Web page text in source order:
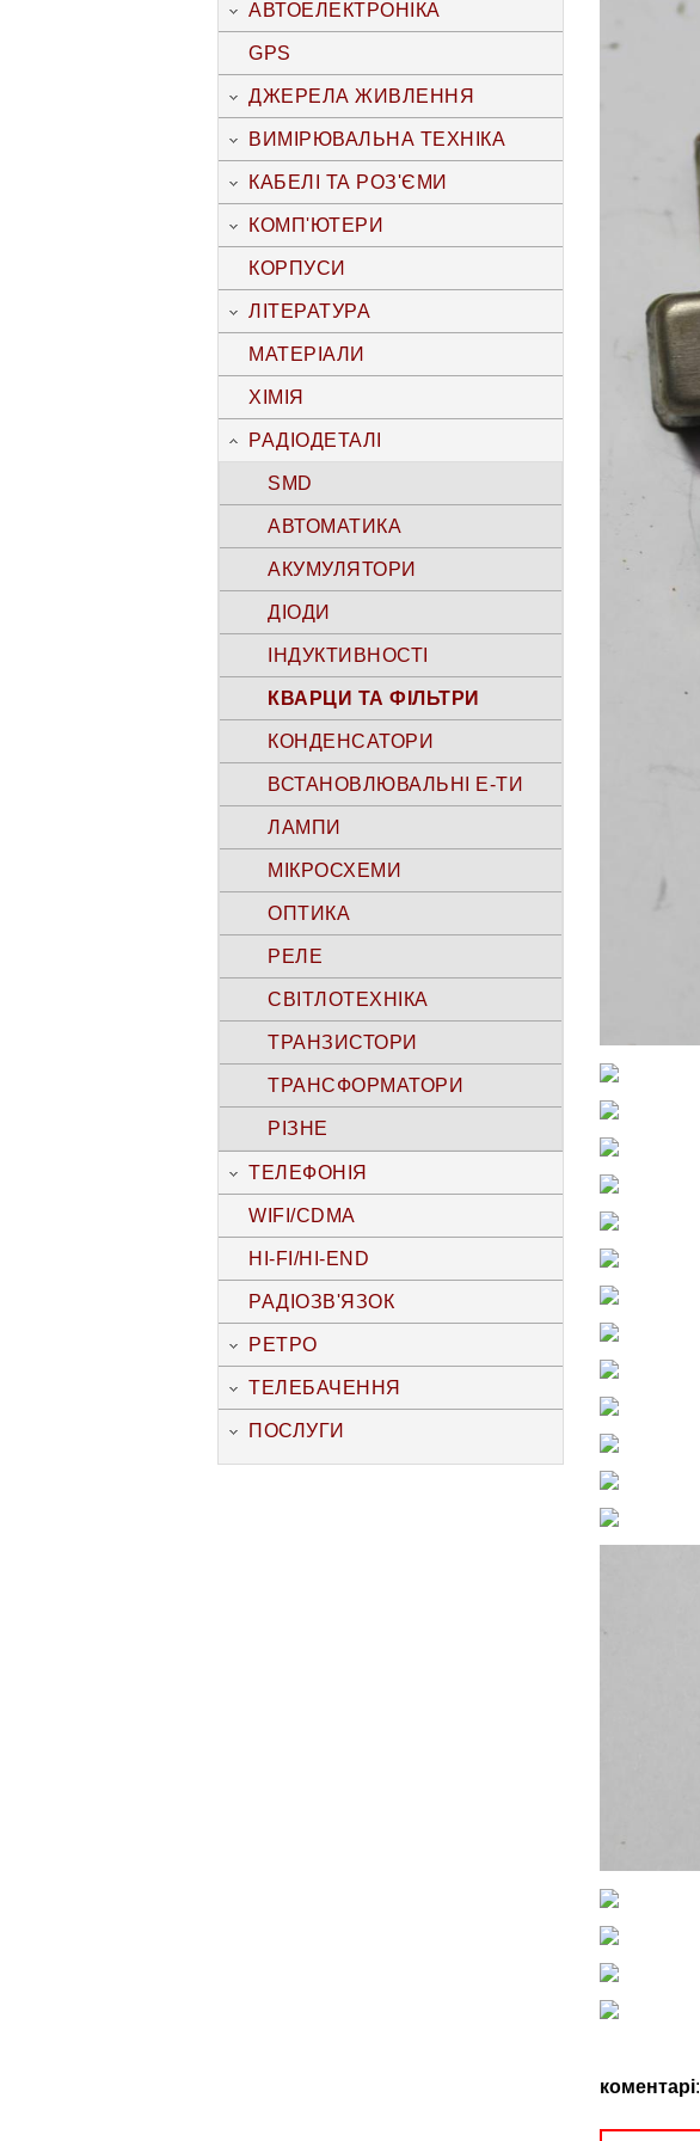
АВТОЕЛЕКТРОНІКА
GPS
ДЖЕРЕЛА ЖИВЛЕННЯ
ВИМІРЮВАЛЬНА ТЕХНІКА
КАБЕЛІ ТА РОЗ'ЄМИ
КОМП'ЮТЕРИ
КОРПУСИ
ЛІТЕРАТУРА
МАТЕРІАЛИ
ХІМІЯ
РАДІОДЕТАЛІ
SMD
АВТОМАТИКА
АКУМУЛЯТОРИ
ДІОДИ
ІНДУКТИВНОСТІ
КВАРЦИ ТА ФІЛЬТРИ
КОНДЕНСАТОРИ
ВСТАНОВЛЮВАЛЬНІ Е-ТИ
ЛАМПИ
МІКРОСХЕМИ
ОПТИКА
РЕЛЕ
СВІТЛОТЕХНІКА
ТРАНЗИСТОРИ
ТРАНСФОРМАТОРИ
РІЗНЕ
ТЕЛЕФОНІЯ
WIFI/CDMA
HI-FI/HI-END
РАДІОЗВ'ЯЗОК
РЕТРО
ТЕЛЕБАЧЕННЯ
ПОСЛУГИ
коментарі: